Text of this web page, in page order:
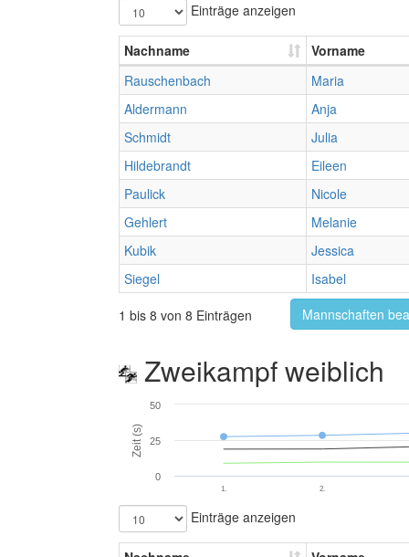
Einträge anzeigen
Nachname
Vorname
Rauschenbach
Maria
Aldermann
Anja
Schmidt
Julia
Hildebrandt
Eileen
Paulick
Nicole
Gehlert
Melanie
Kubik
Jessica
Siegel
Isabel
1 bis 8 von 8 Einträgen
Mannschaften
Zweikampf weiblich
Zeit (s)
1. 2.
0
25
50
Einträge anzeigen